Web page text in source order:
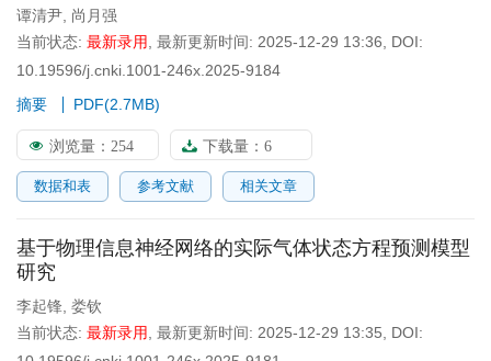
谭清尹 尚月强
当前状态: 最新录用 最新更新时间: 2025-12-29 13:36
DOI:
10.19596/j.cnki.1001-246x.2025-9184
摘要
PDF(2.7MB)
浏览量： 254 下载量： 6
数据和表 参考文献 相关文章
基于物理信息神经网络的实际气体状态方程预测模型
研究
李起锋 娄钦
当前状态: 最新录用 最新更新时间: 2025-12-29 13:35
DOI: